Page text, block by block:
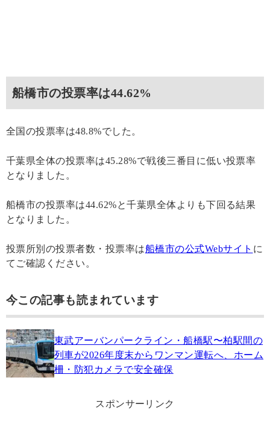
船橋市の投票率は44.62%
全国の投票率は48.8%でした。
千葉県全体の投票率は45.28%で戦後三番目に低い投票率
となりました。
船橋市の投票率は44.62%と千葉県全体よりも下回る結果
となりました。
投票所別の投票者数・投票率は船橋市の公式Webサイト に
てご確認ください。
今この記事も読まれています
東武アーバンパークライン・船橋駅〜柏駅間の
列車が2026年度末からワンマン運転へ、ホーム
柵・防犯カメラで安全確保
スポンサーリンク